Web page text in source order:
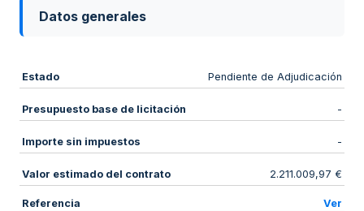
Datos generales
Estado Pendiente de Adjudicación
Presupuesto base de licitación -
Importe sin impuestos -
Valor estimado del contrato 2.211.009,97 €
Referencia Ver